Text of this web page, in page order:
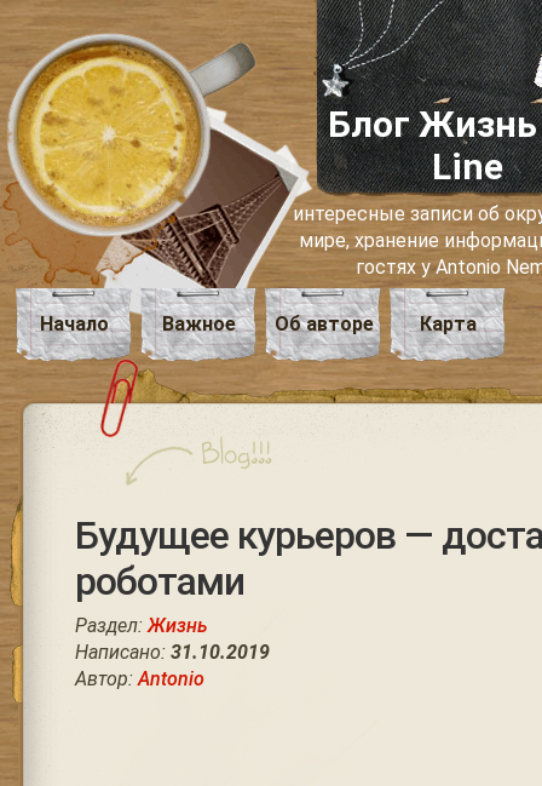
Блог Жизнь
Line
интересные записи об
мире, хранение
гостях у Antonio
Начало Важное Об авторе Карта
Будущее курьеров —
роботами
Раздел:Жизнь
Написано: 31.10.2019
Автор:Antonio